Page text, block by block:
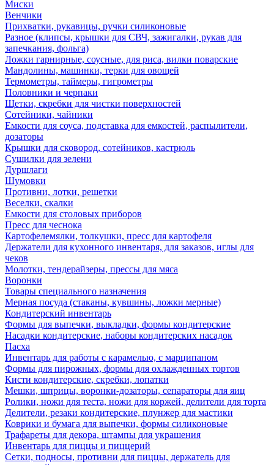
Миски
Венчики
Прихватки, рукавицы, ручки силиконовые
Разное (клипсы, крышки для СВЧ, зажигалки, рукав для
запечкания, фольга)
Ложки гарнирные, соусные, для риса, вилки поварские
Мандолины, машинки, терки для овощей
Термометры, таймеры, гигрометры
Половники и черпаки
Щетки, скребки для чистки поверхностей
Сотейники, чайники
Емкости для соуса, подставка для емкостей, распылители,
дозаторы
Крышки для сковород, сотейников, кастрюль
Сушилки для зелени
Дуршлаги
Шумовки
Противни, лотки, решетки
Веселки, скалки
Емкости для столовых приборов
Пресс для чеснока
Картофелемялки, толкушки, пресс для картофеля
Держатели для кухонного инвентаря, для заказов, иглы для
чеков
Молотки, тендерайзеры, прессы для мяса
Воронки
Товары специального назначения
Мерная посуда (стаканы, кувшины, ложки мерные)
Кондитерский инвентарь
Формы для выпечки, выкладки, формы кондитерские
Насадки кондитерские, наборы кондитерских насадок
Пасха
Инвентарь для работы с карамелью, с марципаном
Формы для пирожных, формы для охлажденных тортов
Кисти кондитерские, скребки, лопатки
Мешки, шприцы, воронки-дозаторы, сепараторы для яиц
Ролики, ножи для теста, ножи для коржей, делители для торта
Делители, резаки кондитерские, плунжер для мастики
Коврики и бумага для выпечки, формы силиконовые
Трафареты для декора, штампы для украшения
Инвентарь для пиццы и пиццерий
Сетки, подносы, противни для пиццы, держатель для